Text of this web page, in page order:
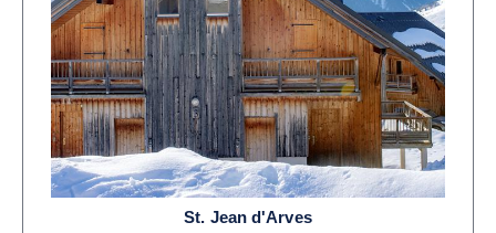
St. Jean d'Arves